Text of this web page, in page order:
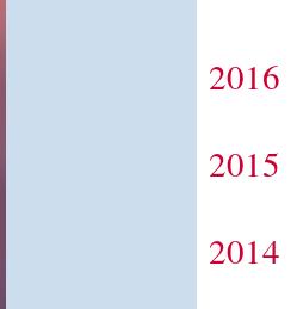
2016
2015
2014